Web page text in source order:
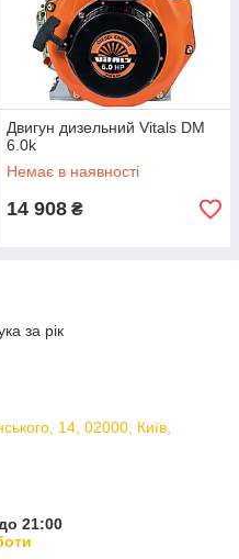
Двигун дизельний Vitals DM
6.0k
Немає в наявності
14 908 ₴
за рік
14, 02000, Київ,
21:00